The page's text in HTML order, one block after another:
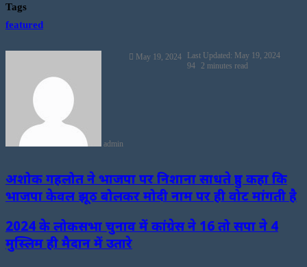
Tags
featured
admin
SendMay 19, 2024
Last Updated: May 19, 2024
94 2 minutes read
अशोक गहलोत ने भाजपा पर निशाना साधते हुए कहा कि
भाजपा केवल झूठ बोलकर मोदी नाम पर ही वोट मांगती है
2024 के लोकसभा चुनाव में कांग्रेस ने 16 तो सपा ने 4
मुस्लिम ही मैदान में उतारे